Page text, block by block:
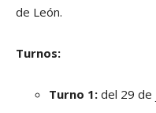
de León.
Turnos:
Turno 1: del 29 de